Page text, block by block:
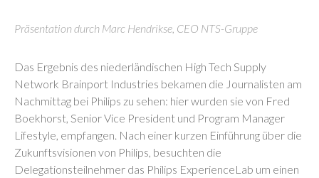
Präsentation durch Marc Hendrikse, CEO NTS-Gruppe
Das Ergebnis des niederländischen High Tech Supply
Network Brainport Industries bekamen die Journalisten am
Nachmittag bei Philips zu sehen: hier wurden sie von Fred
Boekhorst, Senior Vice President und Program Manager
Lifestyle, empfangen. Nach einer kurzen Einführung über die
Zukunftsvisionen von Philips, besuchten die
Delegationsteilnehmer das Philips ExperienceLab um einen